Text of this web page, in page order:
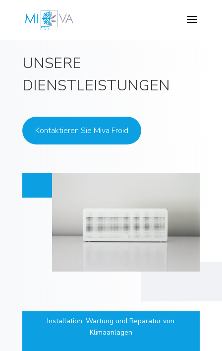
UNSERE
DIENSTLEISTUNGEN
Kontaktieren Sie Miva Froid
Installation, Wartung und Reparatur von
Klimaanlagen